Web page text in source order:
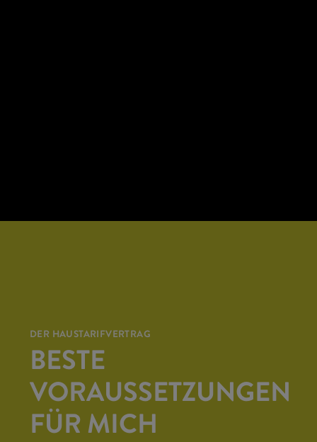
DER HAUSTARIFVERTRAG
BESTE
VORAUSSETZUNGEN
FÜR MICH